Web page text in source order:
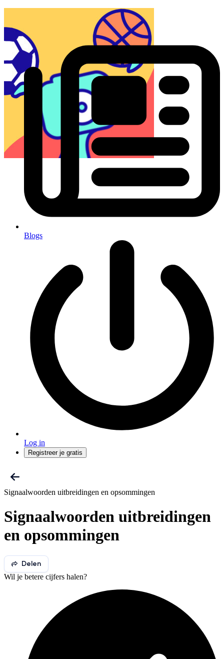
Blogs
Log in
Registreer je gratis
Signaalwoorden uitbreidingen en opsommingen
Signaalwoorden uitbreidingen
en opsommingen
Delen
Wil je betere cijfers halen?